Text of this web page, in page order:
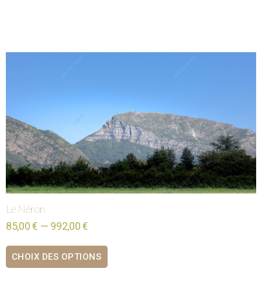
Le Néron
85,00 € — 992,00 €
CHOIX DES OPTIONS